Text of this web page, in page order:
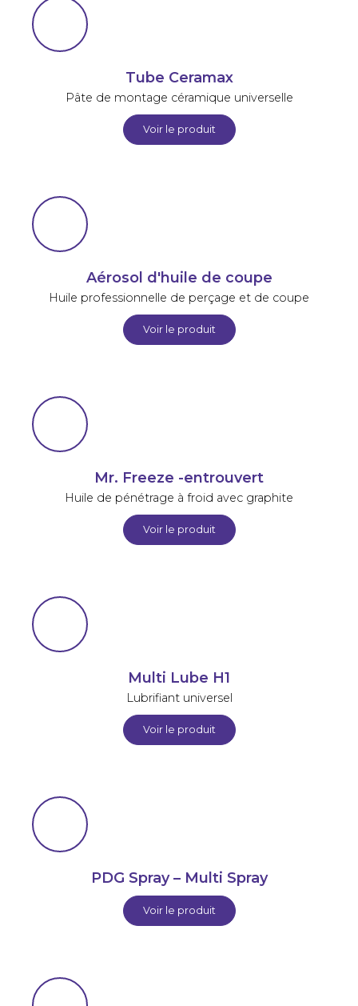
Tube Ceramax
Pâte de montage céramique universelle
Voir le produit
Aérosol d'huile de coupe
Huile professionnelle de perçage et de coupe
Voir le produit
Mr. Freeze -entrouvert
Huile de pénétrage à froid avec graphite
Voir le produit
Multi Lube H1
Lubrifiant universel
Voir le produit
PDG Spray – Multi Spray
Voir le produit